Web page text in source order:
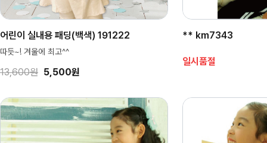
어린이 실내용 패딩(백색) 191222
따듯~! 겨울에 최고^^
13,600원 5,500원
** km7343
일시품절